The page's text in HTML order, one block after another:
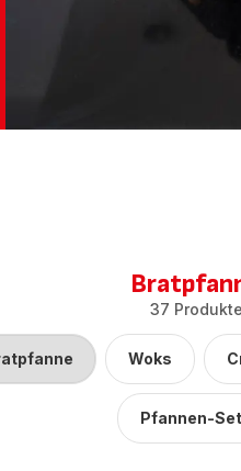
37 Produkte
Woks
Pfannen-